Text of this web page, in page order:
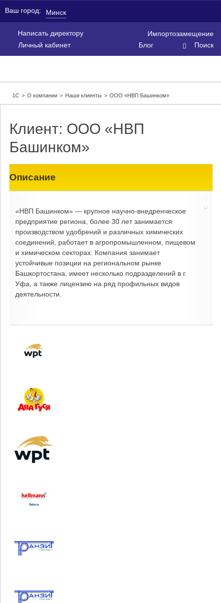
Написать директору
Блог
Импортозамещение
Личный кабинет
Ваш город: Минск
Поиск
1С > О компании > Наши клиенты > ООО «НВП Башинком»
Клиент: ООО «НВП
Башинком»
Описание
«НВП Башинком» — крупное научно-внедренческое
предприятие региона, более 30 лет занимается
производством удобрений и различных химических
соединений, работает в агропромышленном, пищевом
и химическом секторах. Компания занимает
устойчивые позиции на региональном рынке
Башкортостана, имеет несколько подразделений в г.
Уфа, а также лицензию на ряд профильных видов
деятельности.